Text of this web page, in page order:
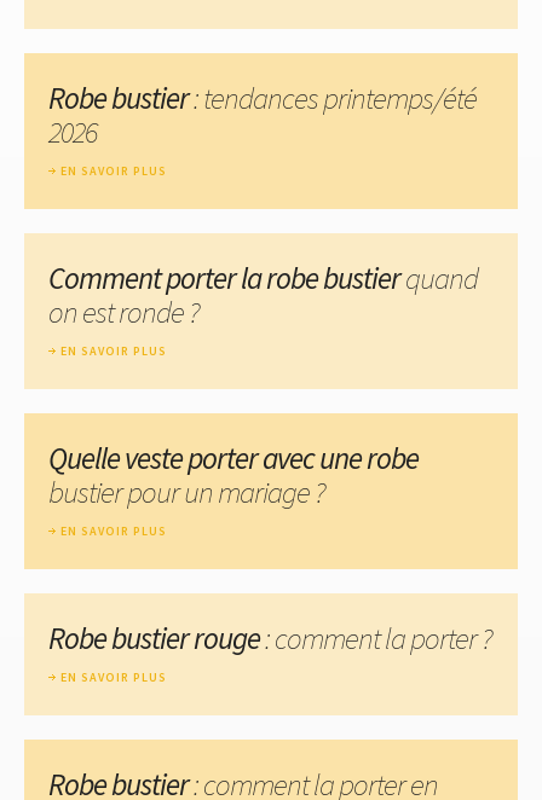
Robe bustier: tendances printemps/été
2026
EN SAVOIR PLUS
Comment porter la robe bustierquand
on est ronde ?
EN SAVOIR PLUS
Quelle veste porter avec une robe
bustier pour un mariage ?
EN SAVOIR PLUS
Robe bustier rouge: comment la porter ?
EN SAVOIR PLUS
Robe bustier: comment la porter en